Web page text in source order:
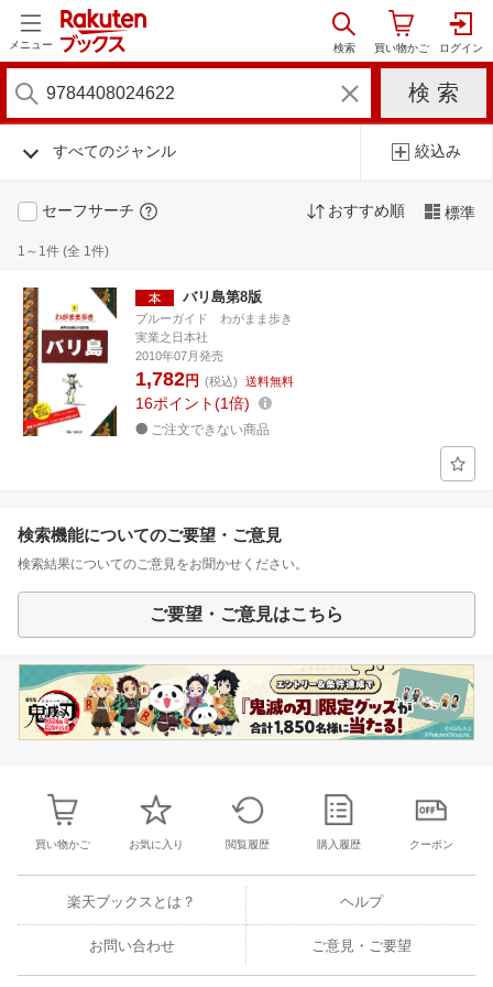
メニュー
すべてのジャンル 絞込み
セーフサーチ おすすめ順 標準
1～1件 (全 1件)
バリ島第8版
ブルーガイド わがまま歩き
実業之日本社
2010年07月発売
1,782円 (税込) 送料無料
16ポイント 1倍
ご注文できない商品
検索機能についてのご要望・ご意見
検索結果についてのご意見をお聞かせください。
ご要望・ご意見はこちら
買い物かご お気に入り 閲覧履歴 購入履歴 クーポン
楽天ブックスとは？ ヘルプ
お問い合わせ ご意見・ご要望